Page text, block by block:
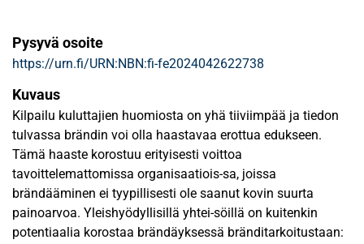
Pysyvä osoite
https://urn.fi/URN:NBN:fi-fe2024042622738
Kuvaus
Kilpailu kuluttajien huomiosta on yhä tiiviimpää ja tiedon
tulvassa brändin voi olla haastavaa erottua edukseen.
Tämä haaste korostuu erityisesti voittoa
tavoittelemattomissa organisaatiois-sa, joissa
brändääminen ei tyypillisesti ole saanut kovin suurta
painoarvoa. Yleishyödyllisillä yhtei-söillä on kuitenkin
potentiaalia korostaa brändäyksessä bränditarkoitustaan: